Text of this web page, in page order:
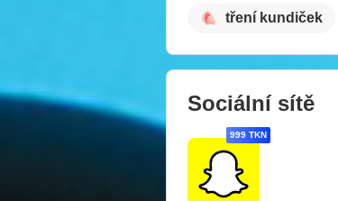
tření kundiček
Sociální sítě
999 TKN